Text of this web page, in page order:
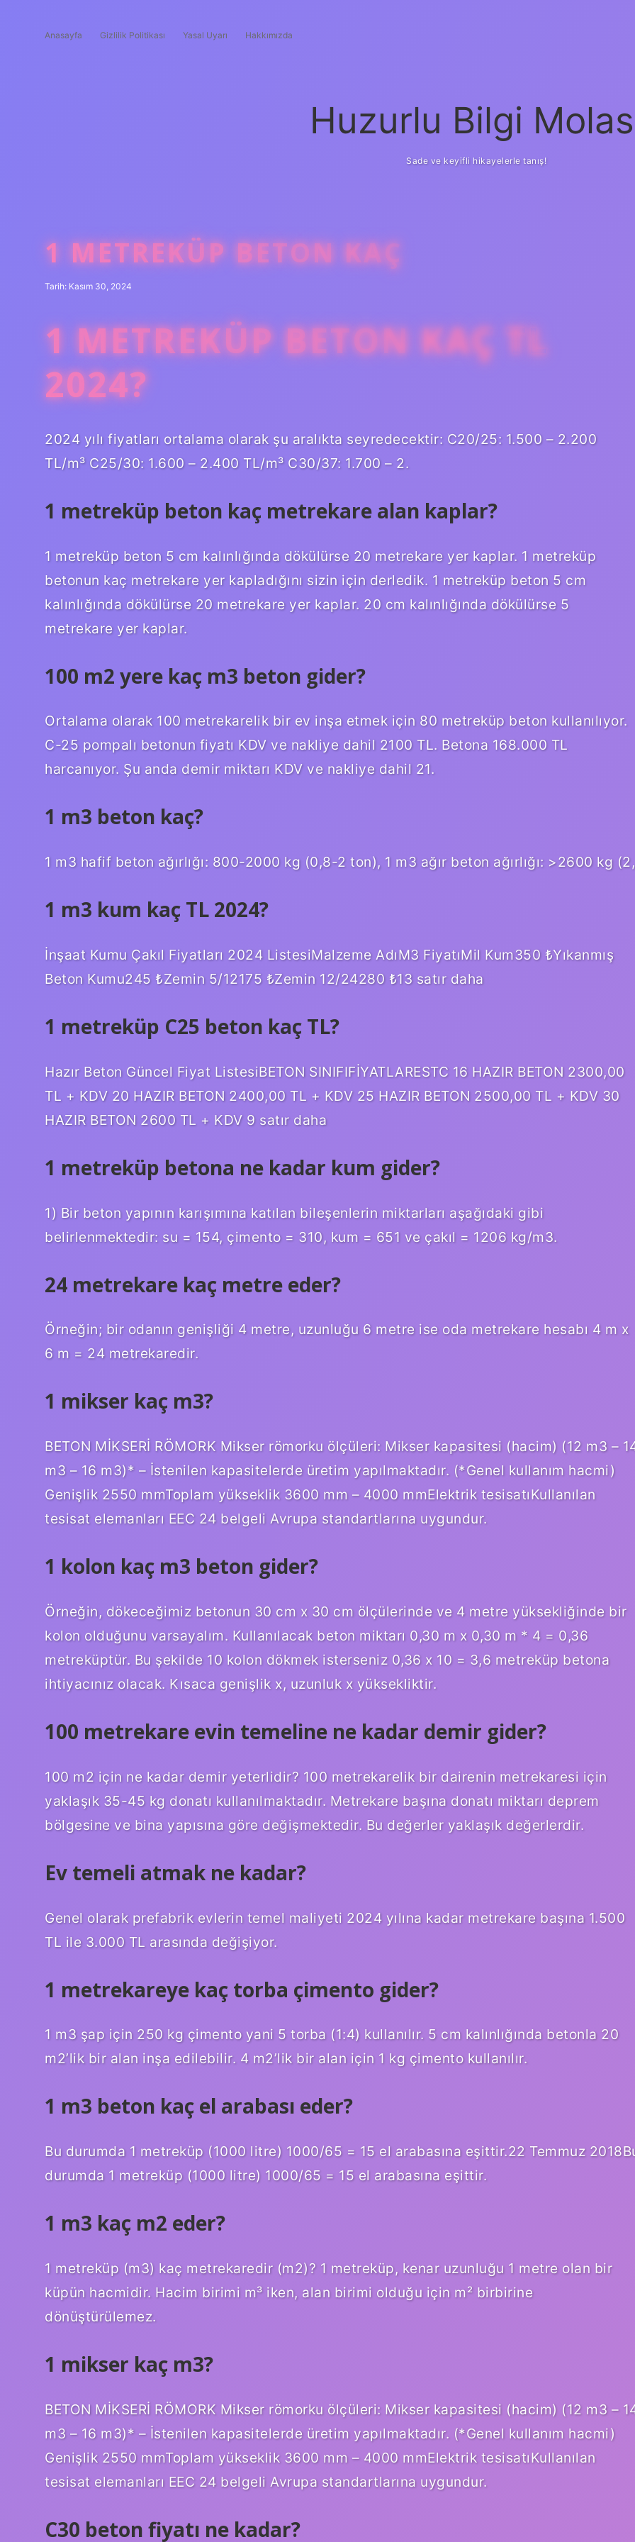
Anasayfa Gizlilik Politikası Yasal Uyarı Hakkımızda
Huzurlu Bilgi
Sade ve keyifli hikayelerle tanış!
1 METREKÜP BETON KAÇ
Tarih: Kasım 30, 2024
1 METREKÜP BETON KAÇ TL
2024?
2024 yılı fiyatları ortalama olarak şu aralıkta seyredecektir: C20/25: 1.500 – 2.200
TL/m³ C25/30: 1.600 – 2.400 TL/m³ C30/37: 1.700 – 2.
1 metreküp beton kaç metrekare alan kaplar?
1 metreküp beton 5 cm kalınlığında dökülürse 20 metrekare yer kaplar. 1 metreküp
betonun kaç metrekare yer kapladığını sizin için derledik. 1 metreküp beton 5 cm
kalınlığında dökülürse 20 metrekare yer kaplar. 20 cm kalınlığında dökülürse 5
metrekare yer kaplar.
100 m2 yere kaç m3 beton gider?
Ortalama olarak 100 metrekarelik bir ev inşa etmek için 80 metreküp beton kullanılıyor.
C-25 pompalı betonun fiyatı KDV ve nakliye dahil 2100 TL. Betona 168.000 TL
harcanıyor. Şu anda demir miktarı KDV ve nakliye dahil 21.
1 m3 beton kaç?
1 m3 hafif beton ağırlığı: 800-2000 kg (0,8-2 ton), 1 m3 ağır beton ağırlığı: >2600 kg (2,
1 m3 kum kaç TL 2024?
İnşaat Kumu Çakıl Fiyatları 2024 ListesiMalzeme AdıM3 FiyatıMil Kum350 ₺Yıkanmış
Beton Kumu245 ₺Zemin 5/12175 ₺Zemin 12/24280 ₺13 satır daha
1 metreküp C25 beton kaç TL?
Hazır Beton Güncel Fiyat ListesiBETON SINIFIFİYATLARESTC 16 HAZIR BETON 2300,00
TL + KDV 20 HAZIR BETON 2400,00 TL + KDV 25 HAZIR BETON 2500,00 TL + KDV 30
HAZIR BETON 2600 TL + KDV 9 satır daha
1 metreküp betona ne kadar kum gider?
1) Bir beton yapının karışımına katılan bileşenlerin miktarları aşağıdaki gibi
belirlenmektedir: su = 154, çimento = 310, kum = 651 ve çakıl = 1206 kg/m3.
24 metrekare kaç metre eder?
Örneğin; bir odanın genişliği 4 metre, uzunluğu 6 metre ise oda metrekare hesabı 4 m x
6 m = 24 metrekaredir.
1 mikser kaç m3?
BETON MİKSERİ RÖMORK Mikser römorku ölçüleri: Mikser kapasitesi (hacim) (12 m3 –
m3 – 16 m3)* – İstenilen kapasitelerde üretim yapılmaktadır. (*Genel kullanım hacmi)
Genişlik 2550 mmToplam yükseklik 3600 mm – 4000 mmElektrik tesisatıKullanılan
tesisat elemanları EEC 24 belgeli Avrupa standartlarına uygundur.
1 kolon kaç m3 beton gider?
Örneğin, dökeceğimiz betonun 30 cm x 30 cm ölçülerinde ve 4 metre yüksekliğinde bir
kolon olduğunu varsayalım. Kullanılacak beton miktarı 0,30 m x 0,30 m * 4 = 0,36
metreküptür. Bu şekilde 10 kolon dökmek isterseniz 0,36 x 10 = 3,6 metreküp betona
ihtiyacınız olacak. Kısaca genişlik x, uzunluk x yüksekliktir.
100 metrekare evin temeline ne kadar demir gider?
100 m2 için ne kadar demir yeterlidir? 100 metrekarelik bir dairenin metrekaresi için
yaklaşık 35-45 kg donatı kullanılmaktadır. Metrekare başına donatı miktarı deprem
bölgesine ve bina yapısına göre değişmektedir. Bu değerler yaklaşık değerlerdir.
Ev temeli atmak ne kadar?
Genel olarak prefabrik evlerin temel maliyeti 2024 yılına kadar metrekare başına 1.500
TL ile 3.000 TL arasında değişiyor.
1 metrekareye kaç torba çimento gider?
1 m3 şap için 250 kg çimento yani 5 torba (1:4) kullanılır. 5 cm kalınlığında betonla 20
m2’lik bir alan inşa edilebilir. 4 m2’lik bir alan için 1 kg çimento kullanılır.
1 m3 beton kaç el arabası eder?
Bu durumda 1 metreküp (1000 litre) 1000/65 = 15 el arabasına eşittir.22 Temmuz
durumda 1 metreküp (1000 litre) 1000/65 = 15 el arabasına eşittir.
1 m3 kaç m2 eder?
1 metreküp (m3) kaç metrekaredir (m2)? 1 metreküp, kenar uzunluğu 1 metre olan bir
küpün hacmidir. Hacim birimi m³ iken, alan birimi olduğu için m² birbirine
dönüştürülemez.
1 mikser kaç m3?
BETON MİKSERİ RÖMORK Mikser römorku ölçüleri: Mikser kapasitesi (hacim) (12 m3 –
m3 – 16 m3)* – İstenilen kapasitelerde üretim yapılmaktadır. (*Genel kullanım hacmi)
Genişlik 2550 mmToplam yükseklik 3600 mm – 4000 mmElektrik tesisatıKullanılan
tesisat elemanları EEC 24 belgeli Avrupa standartlarına uygundur.
C30 beton fiyatı ne kadar?